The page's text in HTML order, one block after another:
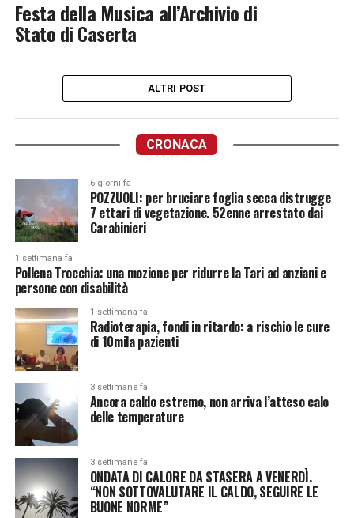
Festa della Musica all’Archivio di
Stato di Caserta
ALTRI POST
CRONACA
6 giorni fa
POZZUOLI: per bruciare foglia secca distrugge
7 ettari di vegetazione. 52enne arrestato dai
Carabinieri
1 settimana fa
Pollena Trocchia: una mozione per ridurre la Tari ad anziani e
persone con disabilità
1 settimana fa
Radioterapia, fondi in ritardo: a rischio le cure
di 10mila pazienti
3 settimane fa
Ancora caldo estremo, non arriva l’atteso calo
delle temperature
3 settimane fa
ONDATA DI CALORE DA STASERA A VENERDÌ.
“NON SOTTOVALUTARE IL CALDO, SEGUIRE LE
BUONE NORME”